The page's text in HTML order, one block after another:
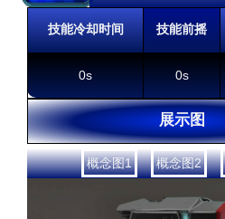
技能冷却时间 技能前摇
0s 0s
展示图
概念图1 概念图2